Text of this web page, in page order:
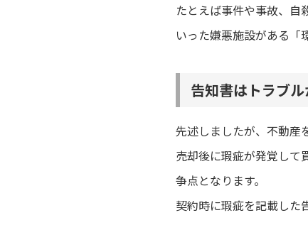
たとえば事件や事故、自
いった嫌悪施設がある「
告知書はトラブ
先述しましたが、不動産
売却後に瑕疵が発覚して
争点となります。
契約時に瑕疵を記載した